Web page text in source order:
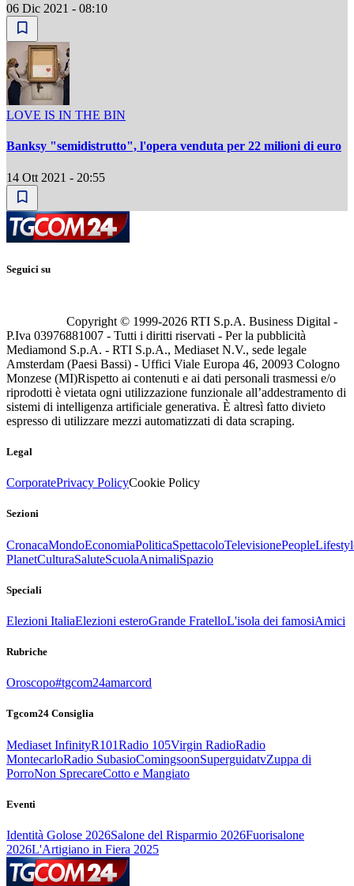
06 Dic 2021 - 08:10
LOVE IS IN THE BIN
Banksy "semidistrutto", l'opera venduta per 22 milioni di euro
14 Ott 2021 - 20:55
Seguici su
Copyright © 1999-2026 RTI S.p.A. Business Digital -
P.Iva 03976881007 - Tutti i diritti riservati - Per la pubblicità
Mediamond S.p.A. - RTI S.p.A., Mediaset N.V., sede legale
Amsterdam (Paesi Bassi) - Uffici Viale Europa 46, 20093 Cologno
Monzese (MI)Rispetto ai contenuti e ai dati personali trasmessi e/o
riprodotti è vietata ogni utilizzazione funzionale all’addestramento di
sistemi di intelligenza artificiale generativa. È altresì fatto divieto
espresso di utilizzare mezzi automatizzati di data scraping.
Legal
CorporatePrivacy PolicyCookie Policy
Sezioni
CronacaMondoEconomiaPoliticaSpettacoloTelevisionePeople
PlanetCulturaSaluteScuolaAnimaliSpazio
Speciali
Elezioni ItaliaElezioni esteroGrande FratelloL'isola dei famosiAmici
Rubriche
Oroscopo#tgcom24amarcord
Tgcom24 Consiglia
Mediaset InfinityR101Radio 105Virgin RadioRadio
MontecarloRadio SubasioComingsoonSuperguidatvZuppa di
PorroNon SprecareCotto e Mangiato
Eventi
Identità Golose 2026Salone del Risparmio 2026Fuorisalone
2026L'Artigiano in Fiera 2025